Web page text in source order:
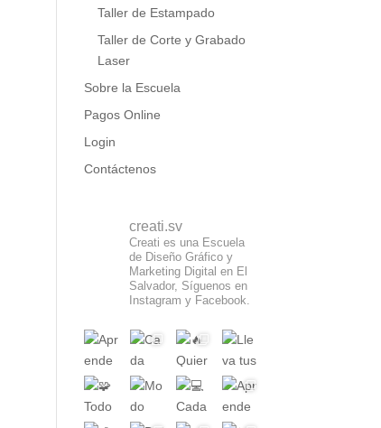
Taller de Estampado
Taller de Corte y Grabado
Laser
Sobre la Escuela
Pagos Online
Login
Contáctenos
creati.sv
Creati es una Escuela
de Diseño Gráfico y
Marketing Digital en El
Salvador, Síguenos en
Instagram y Facebook.